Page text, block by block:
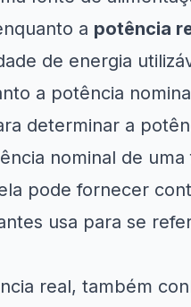
a potência
de energia
a potência
determinar a
nominal de
pode fornecer
usa para se
real, também